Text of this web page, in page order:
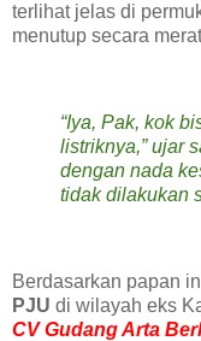
terlihat jelas di
menutup secara
‎“Iya, Pak, kok
listriknya,” ujar
dengan nada
tidak dilakukan
‎Berdasarkan papan
PJU di wilayah eks
CV Gudang Arta